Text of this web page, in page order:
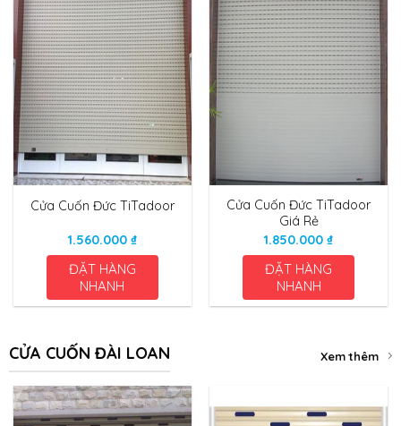
Cửa Cuốn Đức TiTadoor
1.560.000 ₫
ĐẶT HÀNG
NHANH
Cửa Cuốn Đức TiTadoor
Giá Rẻ
1.850.000₫
ĐẶT HÀNG
NHANH
CỬA CUỐN ĐÀI LOAN Xem thêm